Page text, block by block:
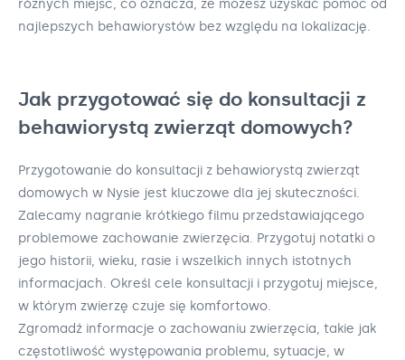
różnych miejsc, co oznacza, że możesz uzyskać pomoc od
najlepszych behawiorystów bez względu na lokalizację.
Jak przygotować się do konsultacji z
behawiorystą zwierząt domowych?
Przygotowanie do konsultacji z behawiorystą zwierząt
domowych w Nysie jest kluczowe dla jej skuteczności.
Zalecamy nagranie krótkiego filmu przedstawiającego
problemowe zachowanie zwierzęcia. Przygotuj notatki o
jego historii, wieku, rasie i wszelkich innych istotnych
informacjach. Określ cele konsultacji i przygotuj miejsce,
w którym zwierzę czuje się komfortowo.
Zgromadź informacje o zachowaniu zwierzęcia, takie jak
częstotliwość występowania problemu, sytuacje, w